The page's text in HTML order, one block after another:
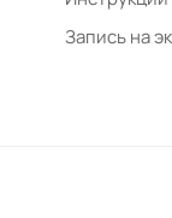
Запись на